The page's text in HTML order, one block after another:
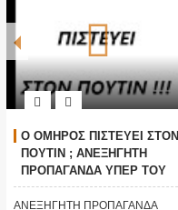
Ο ΟΜΗΡΟΣ ΠΙΣΤΕΥΕΙ ΣΤΟΝ
ΠΟΥΤΙΝ ; ΑΝΕΞΗΓΗΤΗ
ΠΡΟΠΑΓΑΝΔΑ ΥΠΕΡ ΤΟΥ
ΠΟΥΤΙΝ;
ΑΝΕΞΗΓΗΤΗ ΠΡΟΠΑΓΑΝΔΑ